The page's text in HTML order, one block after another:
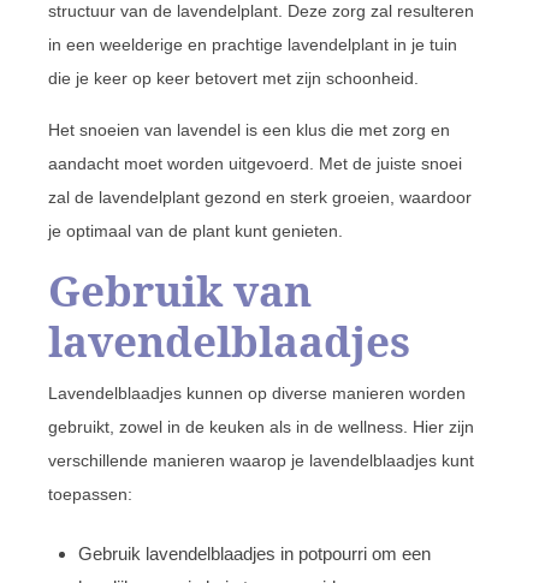
structuur van de lavendelplant. Deze zorg zal resulteren
in een weelderige en prachtige lavendelplant in je tuin
die je keer op keer betovert met zijn schoonheid.
Het snoeien van lavendel is een klus die met zorg en
aandacht moet worden uitgevoerd. Met de juiste snoei
zal de lavendelplant gezond en sterk groeien, waardoor
je optimaal van de plant kunt genieten.
Gebruik van
lavendelblaadjes
Lavendelblaadjes kunnen op diverse manieren worden
gebruikt, zowel in de keuken als in de wellness. Hier zijn
verschillende manieren waarop je lavendelblaadjes kunt
toepassen:
Gebruik lavendelblaadjes in potpourri om een